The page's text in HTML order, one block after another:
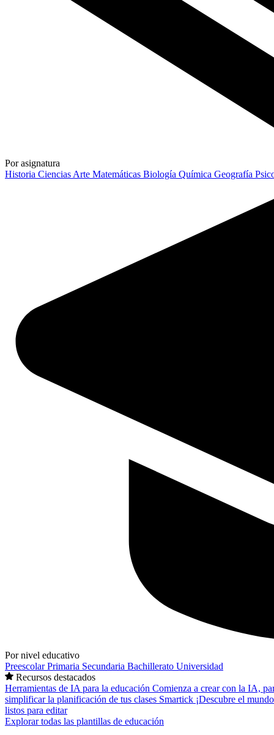
Por asignatura
Historia Ciencias Arte Matemáticas Biología Química Geografía
Por nivel educativo
PreescolarPrimaria Secundaria Bachillerato Universidad
Recursos destacados
Herramientas de IA para la educación Comienza a crear con la IA,
simplificar la planificación de tus clases Smartick ¡Descubre el
listos para editar
Explorar todas las plantillas de educación